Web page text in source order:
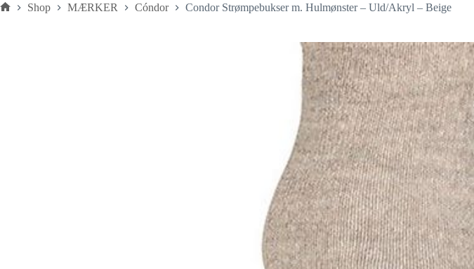
Shop MÆRKER Cóndor Condor Strømpebukser m. Hulmønster – Uld/Akryl – Beige